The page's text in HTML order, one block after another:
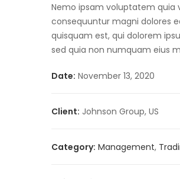
Nemo ipsam voluptatem quia
consequuntur magni dolores
quisquam est, qui dolorem
sed quia non numquam eius
Date: November 13, 2020
Client: Johnson Group, US
Category: Management,